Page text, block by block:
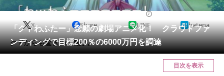
動物 リサーチ
会員記事
メディア
「クドわふたー」念願の劇場アニメ化！ クラウドファ
ンディングで目標200％の6000万円を調達
X Share LINE hatena
クドからも驚きの一報が。
目次を表示